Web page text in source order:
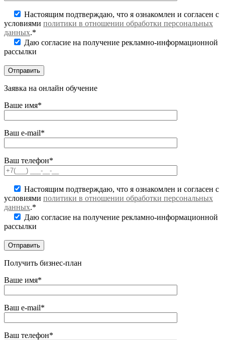
Настоящим подтверждаю, что я ознакомлен и согласен с
условиями политики в отношении обработки персональных
данных.*
Даю согласие на получение рекламно-информационной
рассылки
Заявка на онлайн обучение
Ваше имя*
Ваш e-mail*
Ваш телефон*
Настоящим подтверждаю, что я ознакомлен и согласен с
условиями политики в отношении обработки персональных
данных.*
Даю согласие на получение рекламно-информационной
рассылки
Получить бизнес-план
Ваше имя*
Ваш e-mail*
Ваш телефон*